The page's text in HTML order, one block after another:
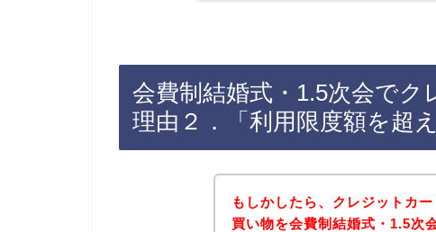
会費制結婚式・1.5次会で
理由２．「利用限度額を超
もしかしたら、クレジットカ
買い物を会費制結婚式・1.5次